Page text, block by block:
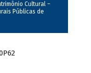
Cultural –
Públicas de